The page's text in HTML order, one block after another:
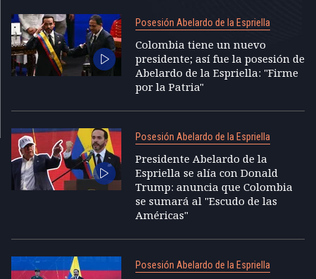
Posesión Abelardo de la Espriella
Colombia tiene un nuevo
presidente; así fue la posesión de
Abelardo de la Espriella: "Firme
por la Patria"
Posesión Abelardo de la Espriella
Presidente Abelardo de la
Espriella se alía con Donald
Trump: anuncia que Colombia
se sumará al "Escudo de las
Américas"
Posesión Abelardo de la Espriella